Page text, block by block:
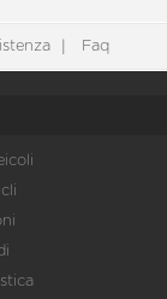
Faq